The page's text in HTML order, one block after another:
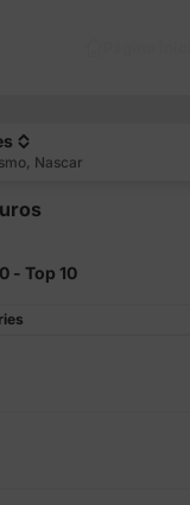
Nascar
- Top 10